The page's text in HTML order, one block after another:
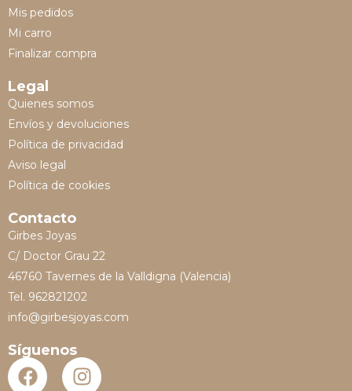
Mis pedidos
Mi carro
Finalizar compra
Legal
Quienes somos
Envíos y devoluciones
Política de privacidad
Aviso legal
Política de cookies
Contacto
Girbes Joyas
C/ Doctor Grau 22
46760 Tavernes de la Valldigna (Valencia)
Tel. 962821202
info@girbesjoyas.com
Síguenos